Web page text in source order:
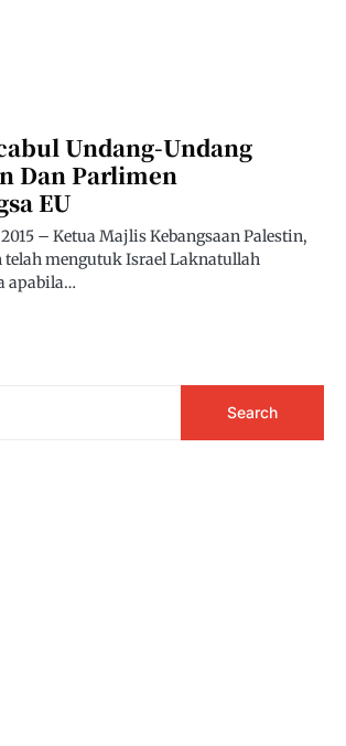
Undang-Undang
Dan Parlimen
EU
– Ketua Majlis Kebangsaan Palestin,
telah mengutuk Israel Laknatullah
apabila…
Search